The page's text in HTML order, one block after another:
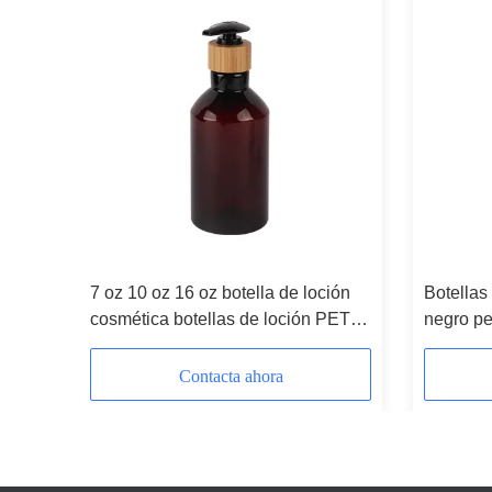
7 oz 10 oz 16 oz botella de loción
cosmética botellas de loción PET
rellenables ámbar
Contacta ahora
negro
plástico